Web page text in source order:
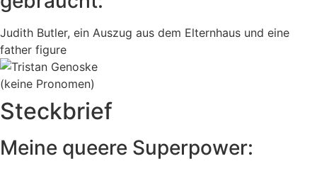
Judith Butler, ein Auszug aus dem Elternhaus und eine
father figure
(keine Pronomen)
Steckbrief
Meine queere Superpower: